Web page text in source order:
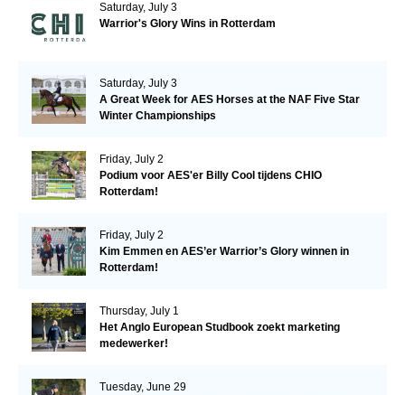
Saturday, July 3
Warrior's Glory Wins in Rotterdam
Saturday, July 3
A Great Week for AES Horses at the NAF Five Star
Winter Championships
Friday, July 2
Podium voor AES'er Billy Cool tijdens CHIO
Rotterdam!
Friday, July 2
Kim Emmen en AES’er Warrior’s Glory winnen in
Rotterdam!
Thursday, July 1
Het Anglo European Studbook zoekt marketing
medewerker!
Tuesday, June 29